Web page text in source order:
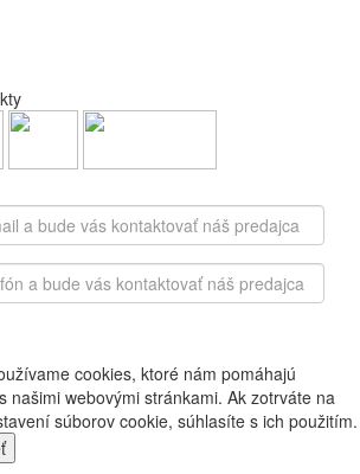
cookies, ktoré nám pomáhajú
našimi webovými stránkami. Ak zotrváte na
súborov cookie, súhlasíte s ich použitím.